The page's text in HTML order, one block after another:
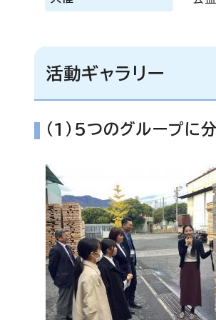
活動ギャラリー
(1)5つのグループに